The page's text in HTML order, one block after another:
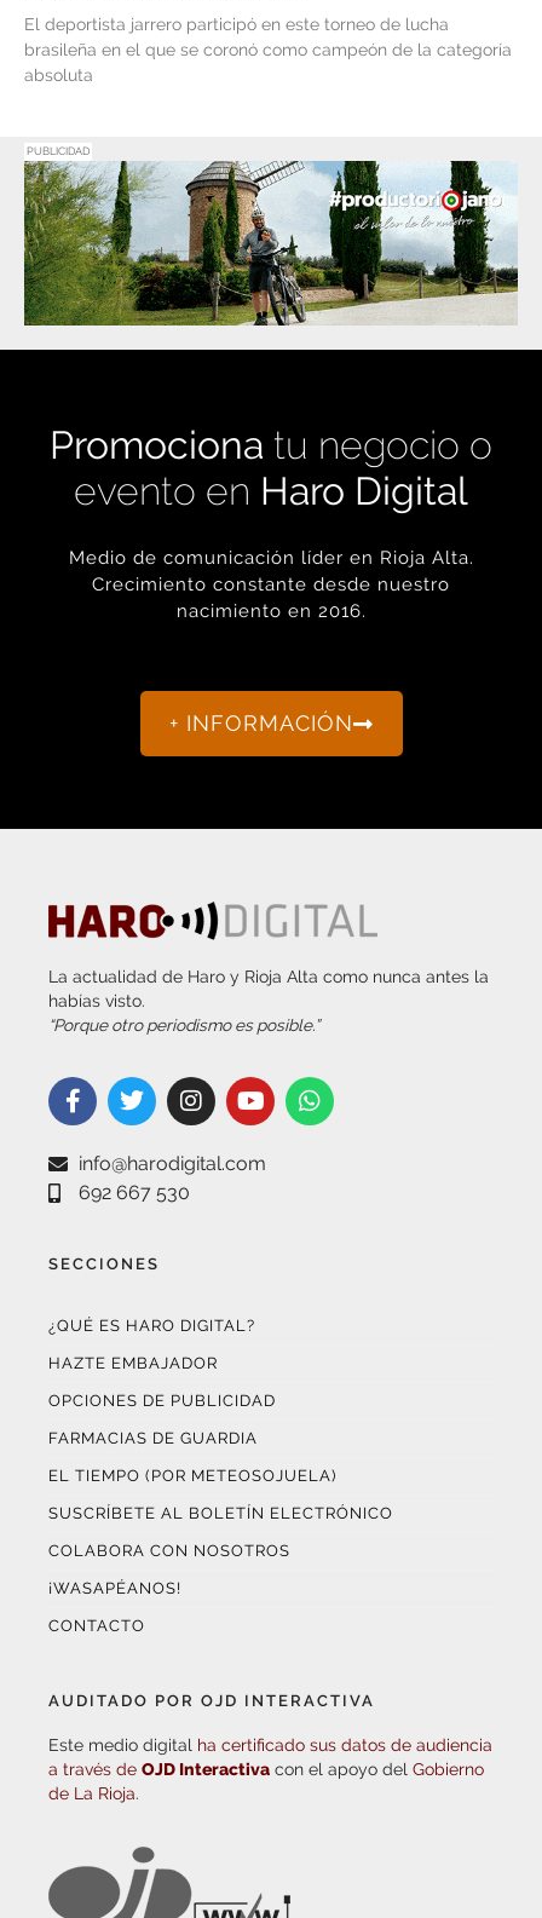
El deportista jarrero participó en este torneo de lucha
brasileña en el que se coronó como campeón de la categoría
absoluta
PUBLICIDAD
Promociona tu negocio o
evento en Haro Digital
Medio de comunicación líder en Rioja Alta.
Crecimiento constante desde nuestro
nacimiento en 2016.
+ INFORMACIÓN
La actualidad de Haro y Rioja Alta como nunca antes la
habías visto.
“Porque otro periodismo es posible.”
info@harodigital.com
692 667 530
SECCIONES
¿QUÉ ES HARO DIGITAL?
HAZTE EMBAJADOR
OPCIONES DE PUBLICIDAD
FARMACIAS DE GUARDIA
EL TIEMPO (POR METEOSOJUELA)
SUSCRÍBETE AL BOLETÍN ELECTRÓNICO
COLABORA CON NOSOTROS
¡WASAPÉANOS!
CONTACTO
AUDITADO POR OJD INTERACTIVA
Este medio digital ha certificado sus datos de audiencia
a través de OJD Interactiva con el apoyo del Gobierno
de La Rioja.